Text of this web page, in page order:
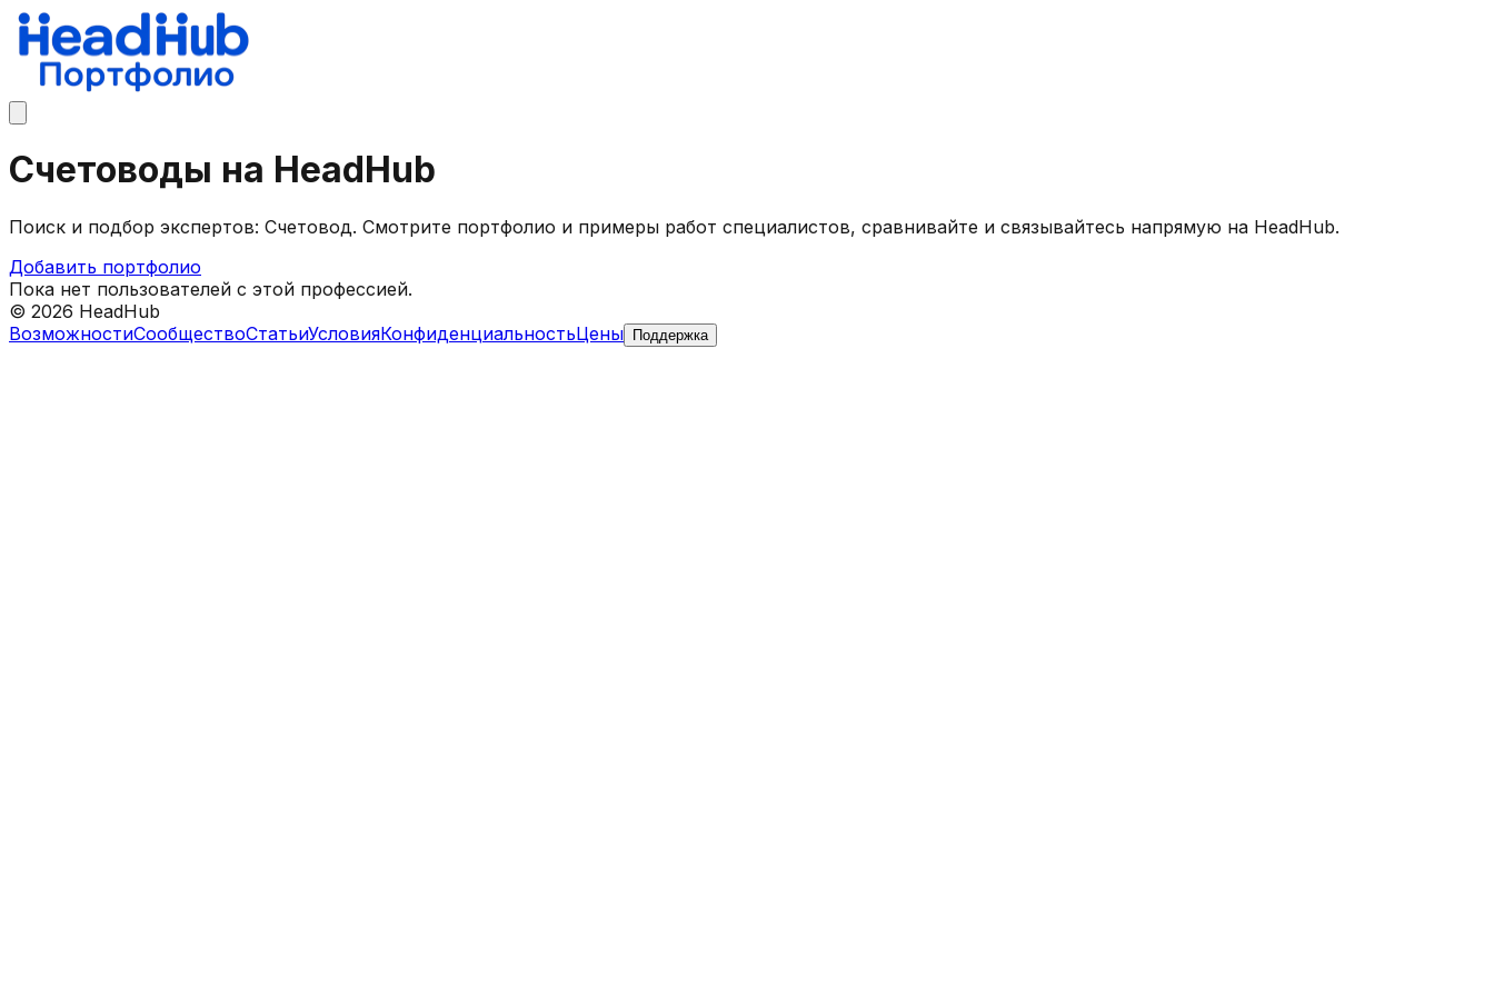
Счетоводы на HeadHub
Поиск и подбор экспертов: Счетовод. Смотрите портфолио и примеры работ специалистов, сравнивайте и связывайтесь напрямую на HeadHub.
Добавить портфолио
Пока нет пользователей с этой профессией.
© 2026 HeadHub
ВозможностиСообществоСтатьиУсловияКонфиденциальностьЦены Поддержка